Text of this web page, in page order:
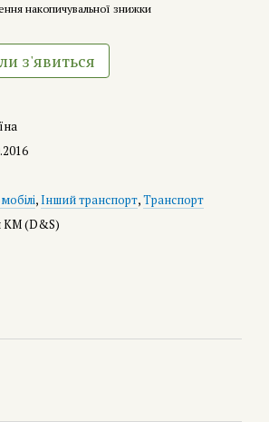
накопичувальної знижки
з'явиться
,Інший транспорт,Транспорт
КМ (D&S)